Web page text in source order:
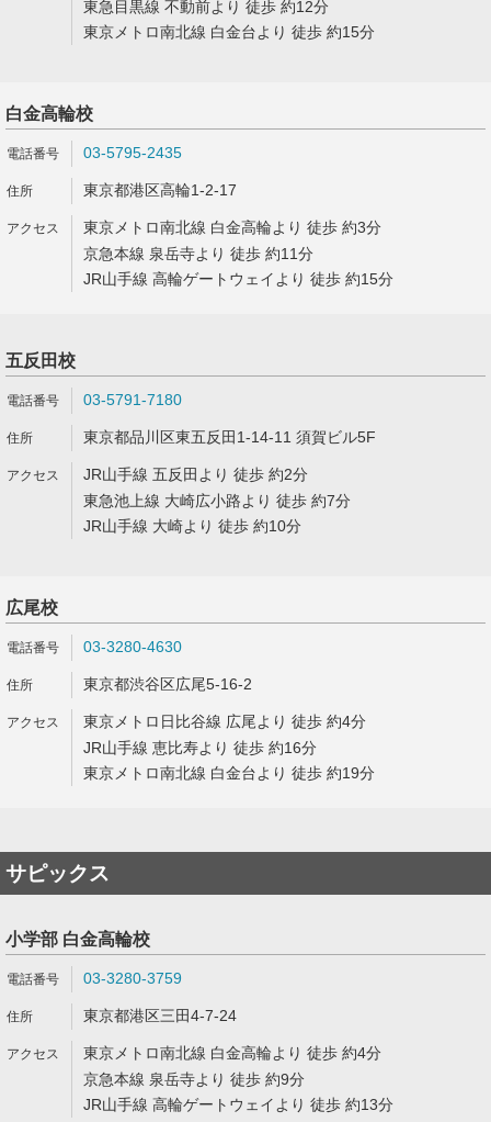
東急目黒線 不動前より 徒歩 約12分
東京メトロ南北線 白金台より 徒歩 約15分
白金高輪校
03-5795-2435
東京都港区高輪1-2-17
東京メトロ南北線 白金高輪より 徒歩 約3分
京急本線 泉岳寺より 徒歩 約11分
JR山手線 高輪ゲートウェイより 徒歩 約15分
五反田校
03-5791-7180
東京都品川区東五反田1-14-11 須賀ビル5F
JR山手線 五反田より 徒歩 約2分
東急池上線 大崎広小路より 徒歩 約7分
JR山手線 大崎より 徒歩 約10分
広尾校
03-3280-4630
東京都渋谷区広尾5-16-2
東京メトロ日比谷線 広尾より 徒歩 約4分
JR山手線 恵比寿より 徒歩 約16分
東京メトロ南北線 白金台より 徒歩 約19分
サピックス
小学部 白金高輪校
03-3280-3759
東京都港区三田4-7-24
東京メトロ南北線 白金高輪より 徒歩 約4分
京急本線 泉岳寺より 徒歩 約9分
JR山手線 高輪ゲートウェイより 徒歩 約13分